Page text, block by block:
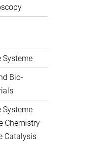
Systeme
Bio-
Systeme
Chemistry
Catalysis